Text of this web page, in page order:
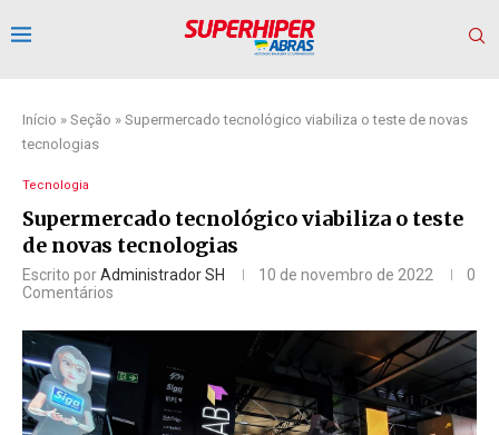
Início » Seção » Supermercado tecnológico viabiliza o teste de novas
tecnologias
Tecnologia
Supermercado tecnológico viabiliza o teste
de novas tecnologias
Escrito porAdministrador SH 10 de novembro de 2022
0
Comentários